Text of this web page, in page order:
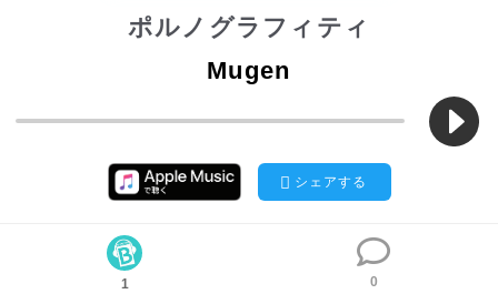
ポルノグラフィティ
Mugen
シェアする
1 0